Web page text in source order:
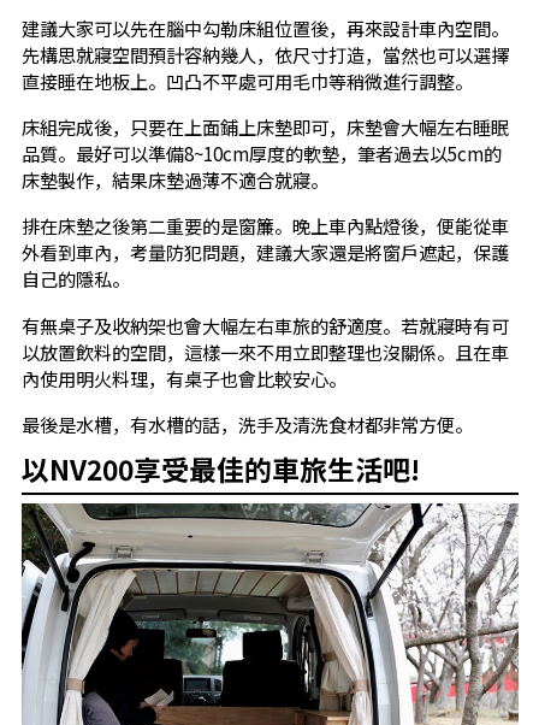
建議大家可以先在腦中勾勒床組位置後，再來設計車內空間。
先構思就寢空間預計容納幾人，依尺寸打造，當然也可以選擇
直接睡在地板上。凹凸不平處可用毛巾等稍微進行調整。
床組完成後，只要在上面鋪上床墊即可，床墊會大幅左右睡眠
品質。最好可以準備8~10cm厚度的軟墊，筆者過去以5cm的
床墊製作，結果床墊過薄不適合就寢。
排在床墊之後第二重要的是窗簾。晚上車內點燈後，便能從車
外看到車內，考量防犯問題，建議大家還是將窗戶遮起，保護
自己的隱私。
有無桌子及收納架也會大幅左右車旅的舒適度。若就寢時有可
以放置飲料的空間，這樣一來不用立即整理也沒關係。且在車
內使用明火料理，有桌子也會比較安心。
最後是水槽，有水槽的話，洗手及清洗食材都非常方便。
以NV200享受最佳的車旅生活吧!